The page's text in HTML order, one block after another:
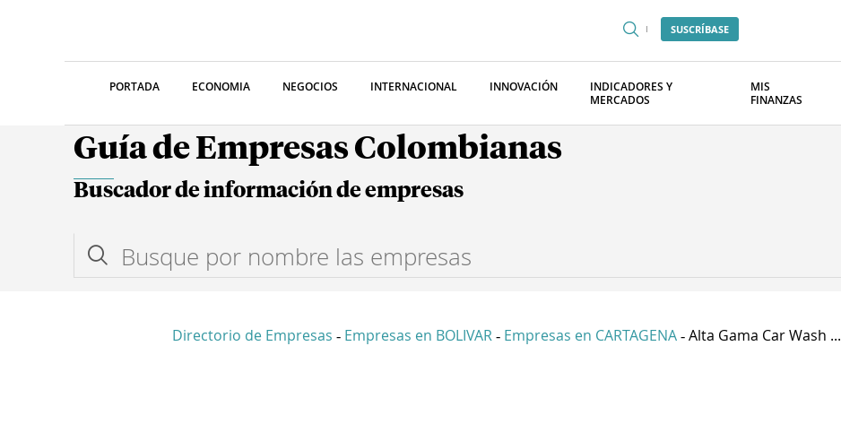
SUSCRÍBASE
PORTADA ECONOMIA NEGOCIOS INTERNACIONAL INNOVACIÓN
INDICADORES Y
MERCADOS
MIS
FINANZAS
Guía de Empresas Colombianas
Buscador de información de empresas
Directorio de Empresas - Empresas en BOLIVAR - Empresas en CARTAGENA - Alta Gama Car Wash ...